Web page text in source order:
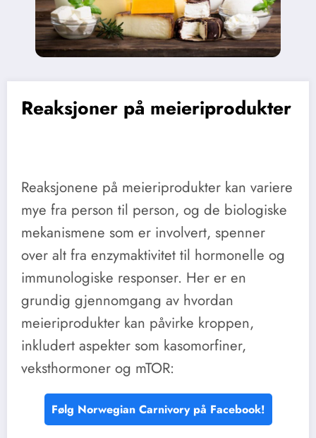
Reaksjoner på meieriprodukter
Reaksjonene på meieriprodukter kan variere
mye fra person til person, og de biologiske
mekanismene som er involvert, spenner
over alt fra enzymaktivitet til hormonelle og
immunologiske responser. Her er en
grundig gjennomgang av hvordan
meieriprodukter kan påvirke kroppen,
inkludert aspekter som kasomorfiner,
veksthormoner og mTOR:
Følg Norwegian Carnivory på Facebook!